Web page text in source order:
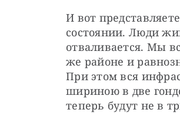
И вот
состоянии. Люди
отваливается. Мы
же районе и
При этом вся
шириною в две
теперь будут не в